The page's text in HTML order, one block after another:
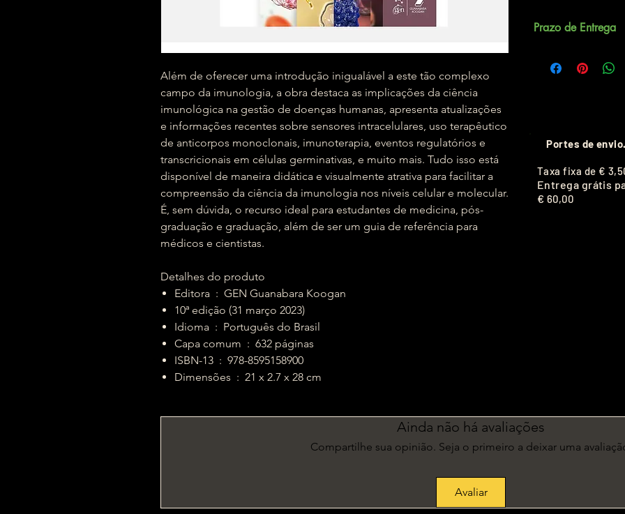
Além de oferecer uma introdução inigualável a este tão complexo
campo da imunologia, a obra destaca as implicações da ciência
imunológica na gestão de doenças humanas, apresenta atualizações
e informações recentes sobre sensores intracelulares, uso terapêutico
de anticorpos monoclonais, imunoterapia, eventos regulatórios e
transcricionais em células germinativas, e muito mais. Tudo isso está
disponível de maneira didática e visualmente atrativa para facilitar a
compreensão da ciência da imunologia nos níveis celular e molecular.
É, sem dúvida, o recurso ideal para estudantes de medicina, pós-
graduação e graduação, além de ser um guia de referência para
médicos e cientistas.
Detalhes do produto
Editora ‏ : ‎ GEN Guanabara Koogan
10ª edição (31 março 2023)
Idioma ‏ : ‎ Português do Brasil
Capa comum ‏ : ‎ 632 páginas
ISBN-13 ‏ : ‎ 978-8595158900
Dimensões ‏ : ‎ 21 x 2.7 x 28 cm
Prazo de Entrega
Ainda não há avaliações
Compartilhe sua opinião. Seja o primeiro a deixar uma
Avaliar
Portes de
Taxa fixa de €
Entrega grátis
€ 60,00